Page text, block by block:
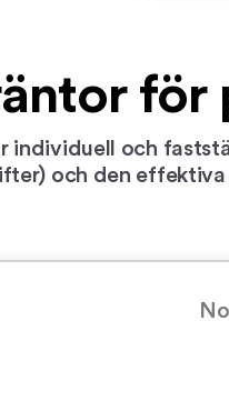
för
individuell och
och den